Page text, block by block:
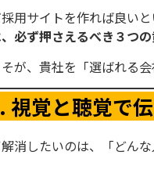
用サイトを作れば良い
必ず押さえるべき３つ
が、貴社を「選ばれる
視覚と聴覚で
消したいのは、「どん